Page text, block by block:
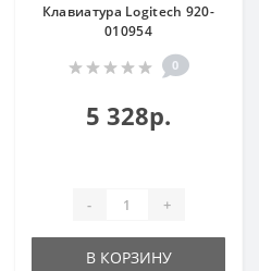
Клавиатура Logitech 920-
010954
0
5 328р.
- +
В КОРЗИНУ